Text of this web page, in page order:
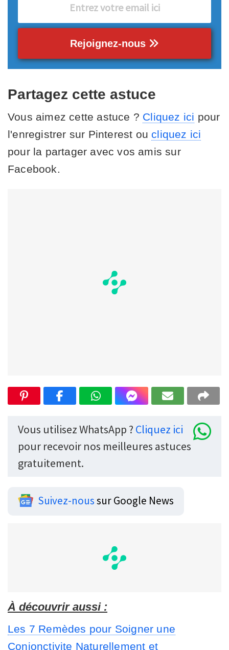
Rejoignez-nous
Partagez cette astuce
Vous aimez cette astuce ? Cliquez ici pour
l'enregistrer sur Pinterest ou cliquez ici
pour la partager avec vos amis sur
Facebook.
Vous utilisez WhatsApp ? Cliquez ici
pour recevoir nos meilleures astuces
gratuitement.
Suivez-noussur Google News
À découvrir aussi :
Les 7 Remèdes pour Soigner une
Conjonctivite Naturellement et